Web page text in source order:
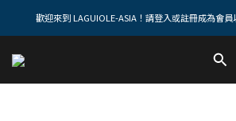
歡迎來到 LAGUIOLE-ASIA！請登入或註冊成為會